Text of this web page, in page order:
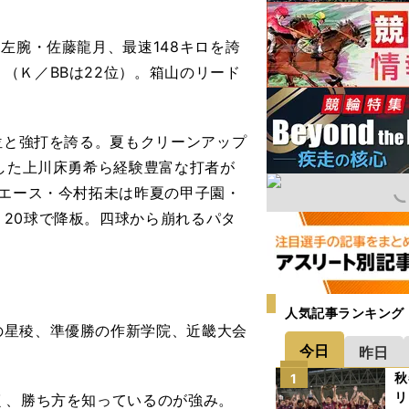
腕・佐藤龍月、最速148キロを誇
Ｋ／BBは22位）。箱山のリード
強打を誇る。夏もクリーンアップ
上川床勇希ら経験豊富な打者が
ス・今村拓未は昨夏の甲子園・
球で降板。四球から崩れるパタ
稜、準優勝の作新学院、近畿大会
勝ち方を知っているのが強み。
人気記事ランキング
今日 昨日
1